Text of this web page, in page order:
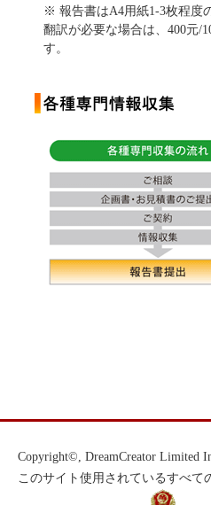
※ 報告書はA4用紙1-3枚程度
翻訳が必要な場合は、400元/
す。
Copyright©, DreamCreator Limited
このサイト使用されているすべて